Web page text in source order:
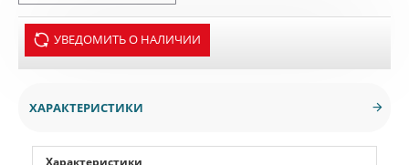
УВЕДОМИТЬ О НАЛИЧИИ
ХАРАКТЕРИСТИКИ
Характеристики